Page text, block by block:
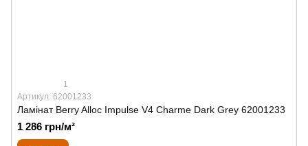
1
Артикул: 62001233
Ламінат Berry Alloc Impulse V4 Charme Dark Grey 62001233
1 286 грн/м²